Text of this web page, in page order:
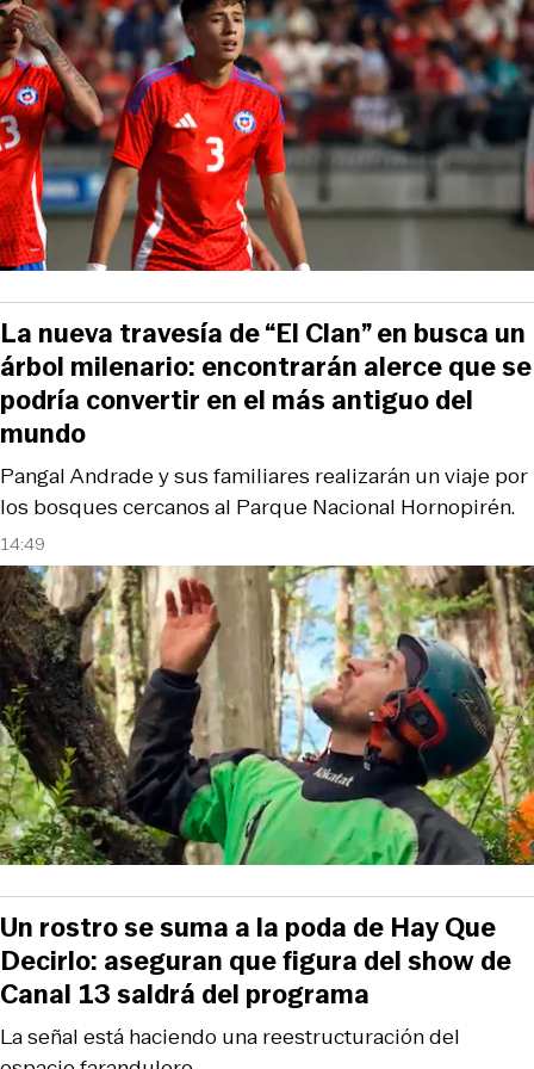
14:49
Pangal Andrade y sus familiares realizarán un viaje por
los bosques cercanos al Parque Nacional Hornopirén.
La nueva travesía de “El Clan” en busca un
árbol milenario: encontrarán alerce que se
podría convertir en el más antiguo del
mundo
La señal está haciendo una reestructuración del
Un rostro se suma a la poda de Hay Que
Decirlo: aseguran que figura del show de
Canal 13 saldrá del programa